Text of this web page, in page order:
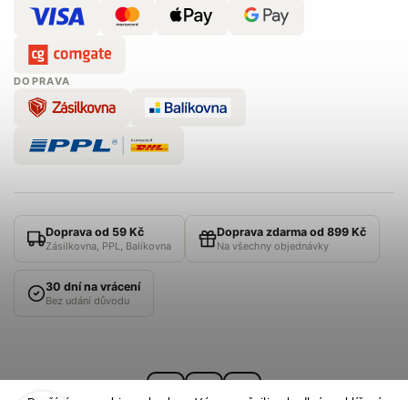
DOPRAVA
Doprava od 59 Kč
Zásilkovna, PPL, Balíkovna
Doprava zdarma od 899 Kč
Na všechny objednávky
30 dní na vrácení
Bez udání důvodu